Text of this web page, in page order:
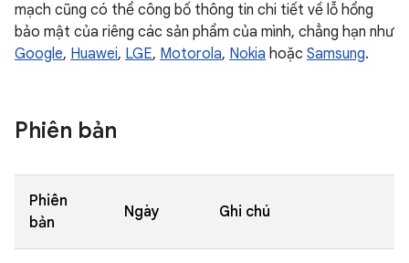
mạch cũng có thể công bố thông tin chi tiết về lỗ hổng
bảo mật của riêng các sản phẩm của mình, chẳng hạn như
Google, Huawei, LGE, Motorola, Nokia hoặc Samsung.
Phiên bản
Phiên
bản
Ngày Ghi chú